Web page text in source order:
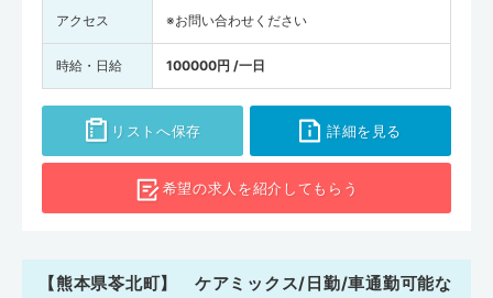
アクセス ※お問い合わせください
時給・日給 100000円 /一日
リストへ保存 詳細を見る
希望の求人を紹介してもらう
【熊本県苓北町】 ケアミックス/日勤/車通勤可能な